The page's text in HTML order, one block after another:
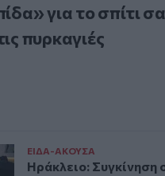
για το σπίτι
πυρκαγιές
ΕΙΔΑ-ΑΚΟΥΣΑ
Ηράκλειο: Συγκίνηση